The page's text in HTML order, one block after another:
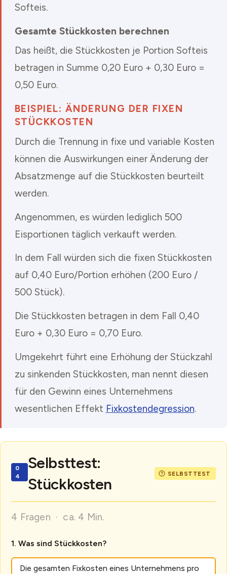
Softeis.
Gesamte Stückkosten berechnen
Das heißt, die Stückkosten je Portion Softeis
betragen in Summe 0,20 Euro + 0,30 Euro =
0,50 Euro.
BEISPIEL: ÄNDERUNG DER FIXEN
STÜCKKOSTEN
Durch die Trennung in fixe und variable Kosten
können die Auswirkungen einer Änderung der
Absatzmenge auf die Stückkosten beurteilt
werden.
Angenommen, es würden lediglich 500
Eisportionen täglich verkauft werden.
In dem Fall würden sich die fixen Stückkosten
auf 0,40 Euro/Portion erhöhen (200 Euro /
500 Stück).
Die Stückkosten betragen in dem Fall 0,40
Euro + 0,30 Euro = 0,70 Euro.
Umgekehrt führt eine Erhöhung der Stückzahl
zu sinkenden Stückkosten, man nennt diesen
für den Gewinn eines Unternehmens
wesentlichen Effekt Fixkostendegression.
Selbsttest:
Stückkosten
4 Fragen · ca. 4 Min.
Was sind Stückkosten?
Die gesamten Fixkosten eines Unternehmens pro